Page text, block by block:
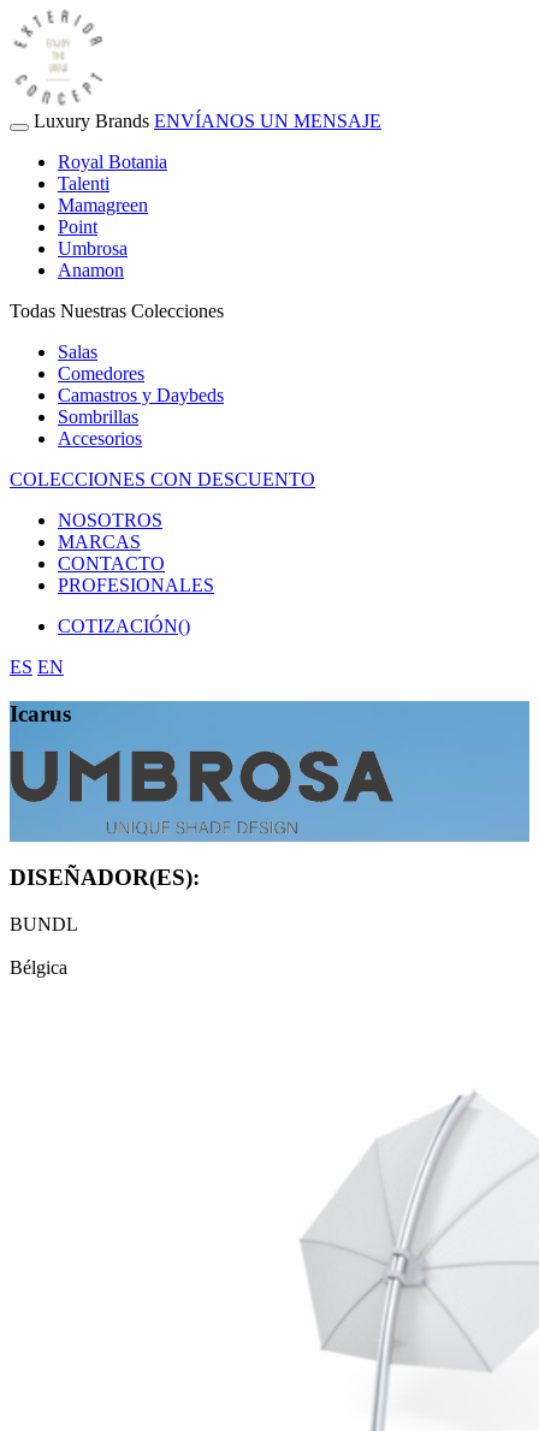
Luxury Brands ENVÍANOS UN MENSAJE
Royal Botania
Talenti
Mamagreen
Point
Umbrosa
Anamon
Todas Nuestras Colecciones
Salas
Comedores
Camastros y Daybeds
Sombrillas
Accesorios
COLECCIONES CON DESCUENTO
NOSOTROS
MARCAS
CONTACTO
PROFESIONALES
COTIZACIÓN()
ES EN
Icarus
DISEÑADOR(ES):
BUNDL
Bélgica